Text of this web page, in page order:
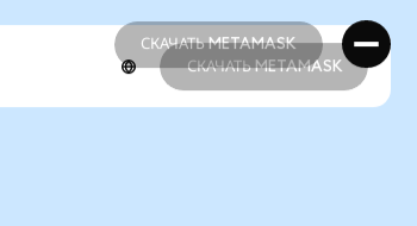
СКАЧАТЬ METAMASK
СКАЧАТЬ METAMASK
СКАЧАТЬ METAMASK